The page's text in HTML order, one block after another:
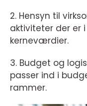
2. Hensyn til
aktiviteter der er
kerneværdier.
3. Budget og
passer ind i
rammer.